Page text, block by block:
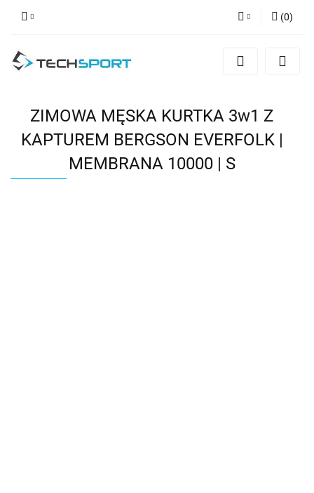
Zaloguj się
(0)
ZIMOWA MĘSKA KURTKA 3w1 Z
KAPTUREM BERGSON EVERFOLK |
MEMBRANA 10000 | S